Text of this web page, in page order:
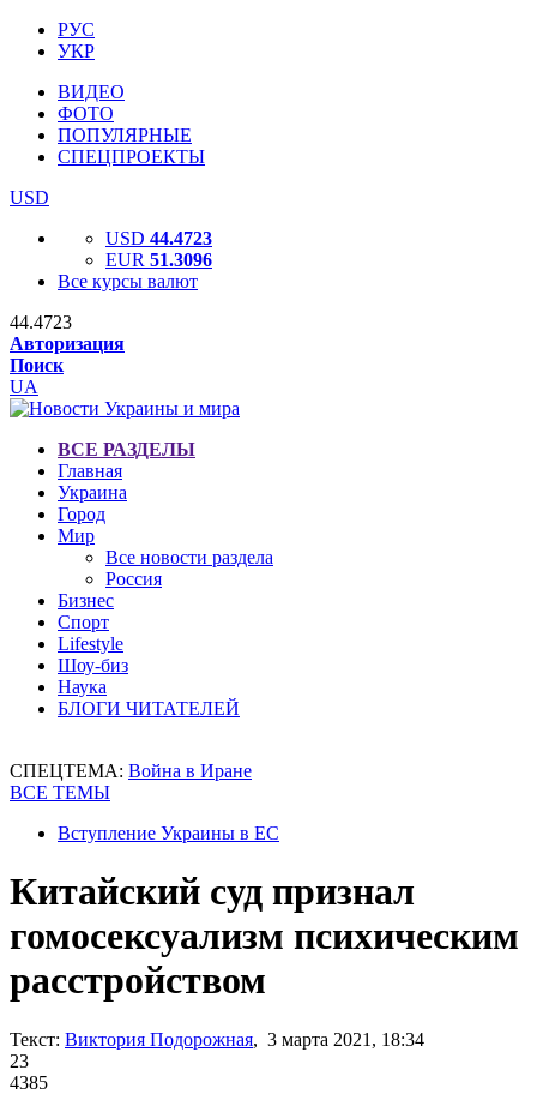
РУС
УКР
ВИДЕО
ФОТО
ПОПУЛЯРНЫЕ
СПЕЦПРОЕКТЫ
USD
USD 44.4723
EUR 51.3096
Все курсы валют
44.4723
Авторизация
Поиск
UA
ВСЕ РАЗДЕЛЫ
Главная
Украина
Город
Мир
Все новости раздела
Россия
Бизнес
Спорт
Lifestyle
Шоу-биз
Наука
БЛОГИ ЧИТАТЕЛЕЙ
СПЕЦТЕМА: Война в Иране
ВСЕ ТЕМЫ
Вступление Украины в ЕС
Китайский суд признал
гомосексуализм психическим
расстройством
Текст: Виктория Подорожная, 3 марта 2021, 18:34
23
4385